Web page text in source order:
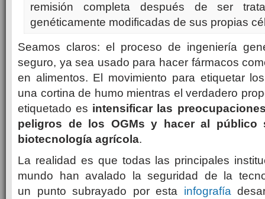
remisión completa después de ser
genéticamente modificadas de sus propias
Seamos claros: el proceso de ingeniería
seguro, ya sea usado para hacer fármacos
en alimentos. El movimiento para etiquetar
una cortina de humo mientras el verdadero
etiquetado es intensificar las
peligros de los OGMs y hacer al público
biotecnología agrícola.
La realidad es que todas las principales
mundo han avalado la seguridad de la
un punto subrayado por esta infografía